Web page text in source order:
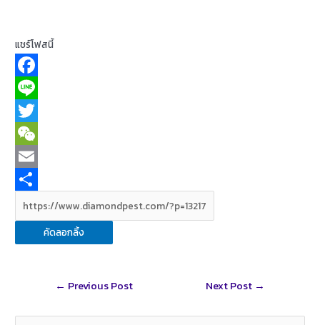
แชร์โฟสนี้
F
a
c
e
b
o
k
L
n
e
T
w
t
e
W
e
h
a
E
m
a
i
h
a
คัดลอกลิ้ง
← Previous Post Next Post →